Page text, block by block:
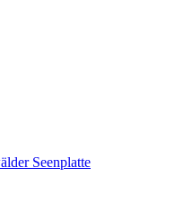
Seenplatte